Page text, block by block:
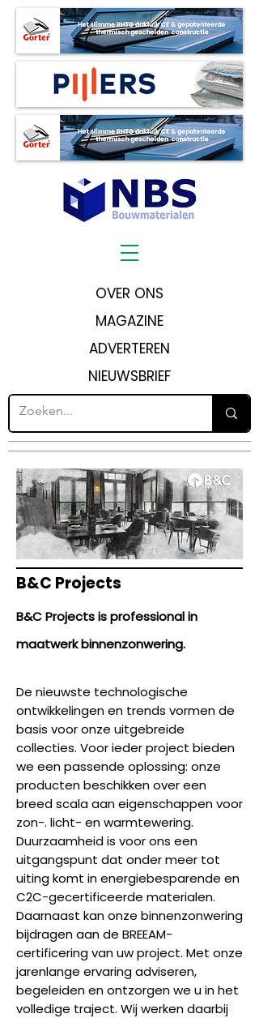
OVER ONS
MAGAZINE
ADVERTEREN
NIEUWSBRIEF
B&C Projects
B&C Projects is professional in
maatwerk binnenzonwering.
De nieuwste technologische
ontwikkelingen en trends vormen de
basis voor onze uitgebreide
collecties. Voor ieder project bieden
we een passende oplossing: onze
producten beschikken over een
breed scala aan eigenschappen voor
zon-. licht- en warmtewering.
Duurzaamheid is voor ons een
uitgangspunt dat onder meer tot
uiting komt in energiebesparende en
C2C-gecertificeerde materialen.
Daarnaast kan onze binnenzonwering
bijdragen aan de BREEAM-
certificering van uw project. Met onze
jarenlange ervaring adviseren,
begeleiden en ontzorgen we u in het
volledige traject. Wij werken daarbij